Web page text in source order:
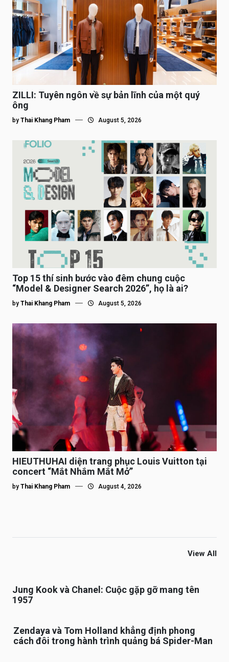
ZILLI: Tuyên ngôn về sự bản lĩnh của một quý
ông
by Thai Khang Pham August 5, 2026
Top 15 thí sinh bước vào đêm chung cuộc
“Model & Designer Search 2026”, họ là ai?
by Thai Khang Pham August 5, 2026
HIEUTHUHAI diện trang phục Louis Vuitton tại
concert “Mắt Nhắm Mắt Mở”
by Thai Khang Pham August 4, 2026
View All
Jung Kook và Chanel: Cuộc gặp gỡ mang tên
1957
Zendaya và Tom Holland khẳng định phong
cách đôi trong hành trình quảng bá Spider-Man